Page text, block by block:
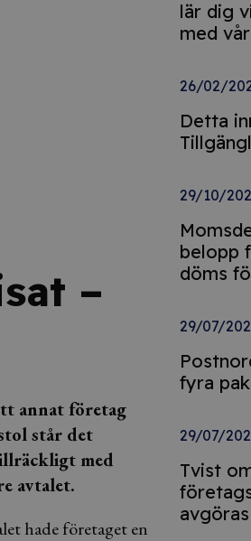
–
annat företag
står det
med
avtalet.
hade företaget en
lär dig
med
26/02/
Detta
29/10/
belopp
döms
29/07/
fyra
29/07/
Tvist